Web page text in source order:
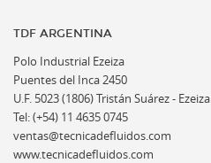
TDF ARGENTINA
Polo Industrial Ezeiza
Puentes del Inca 2450
U.F. 5023 (1806) Tristán Suárez - Ezeiza
Tel: (+54) 11 4635 0745
ventas@tecnicadefluidos.com
www.tecnicadefluidos.com